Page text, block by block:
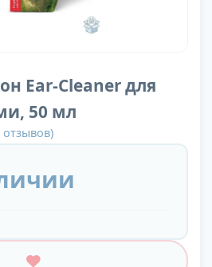
Ear-Cleaner для
50 мл
отзывов)